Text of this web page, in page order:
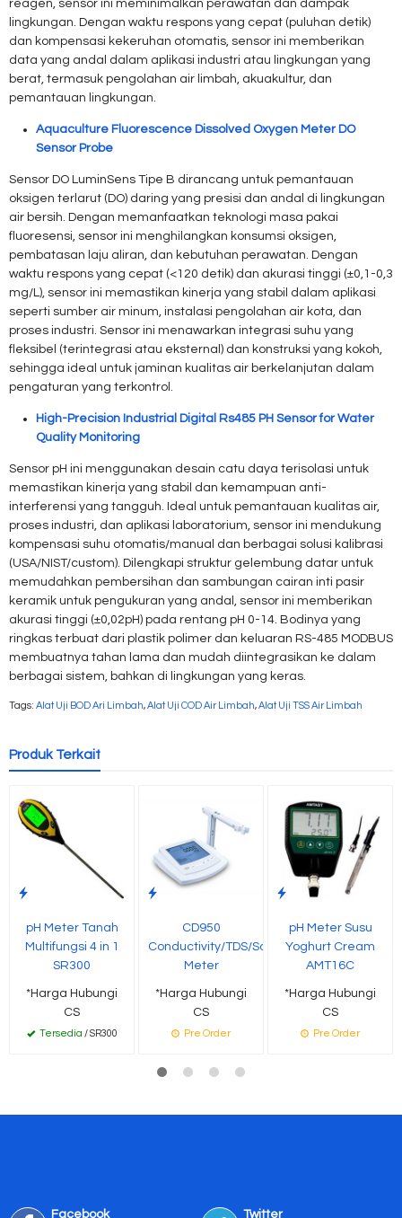
reagen, sensor ini meminimalkan perawatan dan dampak
lingkungan. Dengan waktu respons yang cepat (puluhan detik)
dan kompensasi kekeruhan otomatis, sensor ini memberikan
data yang andal dalam aplikasi industri atau lingkungan yang
berat, termasuk pengolahan air limbah, akuakultur, dan
pemantauan lingkungan.
Aquaculture Fluorescence Dissolved Oxygen Meter DO
Sensor Probe
Sensor DO LuminSens Tipe B dirancang untuk pemantauan
oksigen terlarut (DO) daring yang presisi dan andal di lingkungan
air bersih. Dengan memanfaatkan teknologi masa pakai
fluoresensi, sensor ini menghilangkan konsumsi oksigen,
pembatasan laju aliran, dan kebutuhan perawatan. Dengan
waktu respons yang cepat (<120 detik) dan akurasi tinggi (±0,1-0,3
mg/L), sensor ini memastikan kinerja yang stabil dalam aplikasi
seperti sumber air minum, instalasi pengolahan air kota, dan
proses industri. Sensor ini menawarkan integrasi suhu yang
fleksibel (terintegrasi atau eksternal) dan konstruksi yang kokoh,
sehingga ideal untuk jaminan kualitas air berkelanjutan dalam
pengaturan yang terkontrol.
High-Precision Industrial Digital Rs485 PH Sensor for Water
Quality Monitoring
Sensor pH ini menggunakan desain catu daya terisolasi untuk
memastikan kinerja yang stabil dan kemampuan anti-
interferensi yang tangguh. Ideal untuk pemantauan kualitas air,
proses industri, dan aplikasi laboratorium, sensor ini mendukung
kompensasi suhu otomatis/manual dan berbagai solusi kalibrasi
(USA/NIST/custom). Dilengkapi struktur gelembung datar untuk
memudahkan pembersihan dan sambungan cairan inti pasir
keramik untuk pengukuran yang andal, sensor ini memberikan
akurasi tinggi (±0,02pH) pada rentang pH 0-14. Bodinya yang
ringkas terbuat dari plastik polimer dan keluaran RS-485 MODBUS
membuatnya tahan lama dan mudah diintegrasikan ke dalam
berbagai sistem, bahkan di lingkungan yang keras.
Tags: Alat Uji BOD Ari Limbah,Alat Uji COD Air Limbah,Alat Uji TSS Air Limbah
Produk Terkait
pH Meter Tanah
Multifungsi 4 in 1
SR300
*Harga Hubungi
CS
Tersedia / SR300
CD950
Conductivity/TDS/Salinity/Temp
Meter
*Harga Hubungi
CS
Pre Order
pH Meter Susu
Yoghurt Cream
AMT16C
*Harga Hubungi
CS
Pre Order
Facebook Twitter